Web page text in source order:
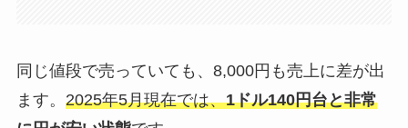
同じ値段で売っていても、8,000円も売上に差が出
ます。 2025年5月現在では、1ドル140円台と非常